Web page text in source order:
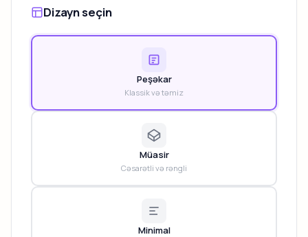
Dizayn seçin
Peşəkar
Klassik və təmiz
Müasir
Cəsarətli və rəngli
Minimal